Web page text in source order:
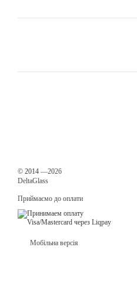
© 2014 —2026
DeltaGlass
Приймаємо до оплати
Мобільна версія